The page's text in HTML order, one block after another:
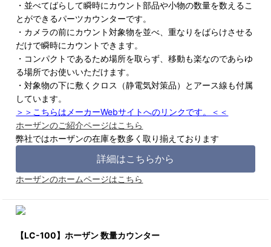
・並べてばらして瞬時にカウント部品や小物の数量を数えるこ
とができるパーツカウンターです。
・カメラの前にカウント対象物を並べ、重なりをばらけさせる
だけで瞬時にカウントできます。
・コンパクトであるため場所を取らず、移動も楽なのであらゆ
る場所でお使いいただけます。
・対象物の下に敷くクロス（静電気対策品）とアース線も付属
しています。
＞＞こちらはメーカーWebサイトへのリンクです。＜＜
ホーザンのご紹介ページはこちら
弊社ではホーザンの在庫を数多く取り揃えております
詳細はこちらから
ホーザンのホームページはこちら
【LC-100】ホーザン 数量カウンター